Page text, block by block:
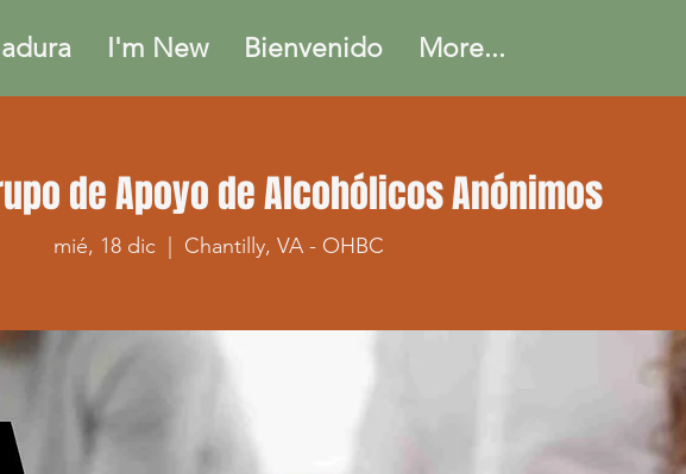
I'm New Bienvenido More...
de Apoyo de Alcohólicos Anónimos
mié, 18 dic Chantilly, VA - OHBC